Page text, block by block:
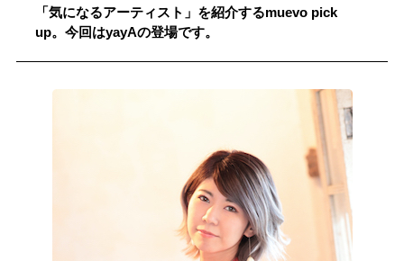
#男性SSW #ポップス #女性SSW
#ヒップホップ #R&B/ソウル
記事一覧
会社概要
「気になるアーティスト」を紹介するmuevo pick
up。今回はyayAの登場です。